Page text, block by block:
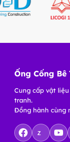
Ống Cống Bê
Cung cấp vật
tranh.
Đồng hành cùng
Z